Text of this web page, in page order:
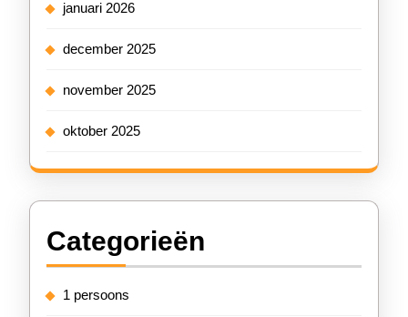
januari 2026
december 2025
november 2025
oktober 2025
Categorieën
1 persoons